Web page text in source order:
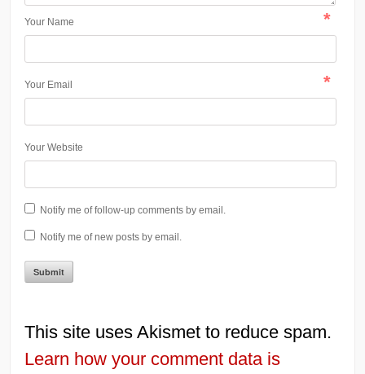
Your Name *
Your Email *
Your Website
Notify me of follow-up comments by email.
Notify me of new posts by email.
This site uses Akismet to reduce spam.
Learn how your comment data is